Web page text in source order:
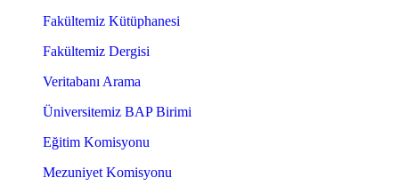
Fakültemiz Kütüphanesi
Fakültemiz Dergisi
Veritabanı Arama
Üniversitemiz BAP Birimi
Eğitim Komisyonu
Mezuniyet Komisyonu